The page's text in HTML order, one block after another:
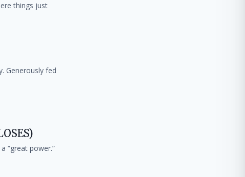
things just
Generously fed
“great power.”